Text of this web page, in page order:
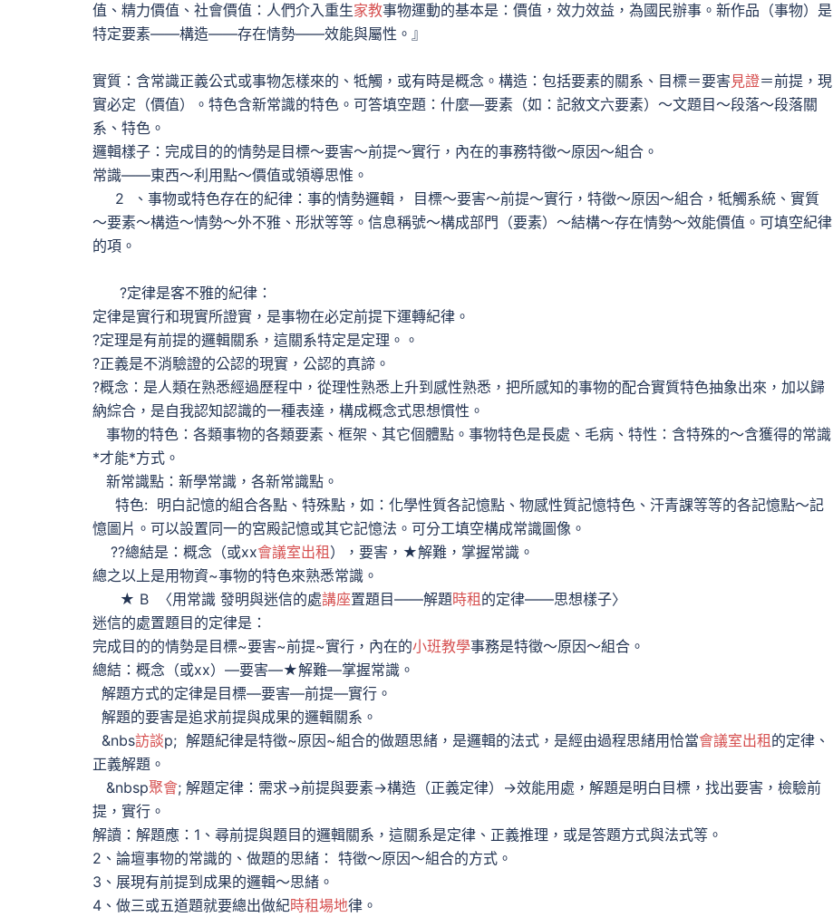
值、精力價值、社會價值：人們介入重生家教事物運動的基本是：價值，效力效益，為國民辦事。新作品（事物）是
特定要素——構造——存在情勢——效能與屬性。』
實質：含常識正義公式或事物怎樣來的、牴觸，或有時是概念。構造：包括要素的關系、目標＝要害見證＝前提，現
實必定（價值）。特色含新常識的特色。可答填空題：什麼—要素（如：記敘文六要素）～文題目～段落～段落關
系、特色。
邏輯樣子：完成目的的情勢是目標～要害～前提～實行，內在的事務特徵～原因～組合。
常識——東西～利用點～價值或領導思惟。
2 、事物或特色存在的紀律：事的情勢邏輯， 目標～要害～前提～實行，特徵～原因～組合，牴觸系統、實質
～要素～構造～情勢～外不雅、形狀等等。信息稱號～構成部門（要素）～結構～存在情勢～效能價值。可填空紀律
的項。
?定律是客不雅的紀律：
定律是實行和現實所證實，是事物在必定前提下運轉紀律。
?定理是有前提的邏輯關系，這關系特定是定理。。
?正義是不消驗證的公認的現實，公認的真諦。
?概念：是人類在熟悉經過歷程中，從理性熟悉上升到感性熟悉，把所感知的事物的配合實質特色抽象出來，加以歸
納綜合，是自我認知認識的一種表達，構成概念式思想慣性。
事物的特色：各類事物的各類要素、框架、其它個體點。事物特色是長處、毛病、特性：含特殊的～含獲得的常識
*才能*方式。
新常識點：新學常識，各新常識點。
特色: 明白記憶的組合各點、特殊點，如：化學性質各記憶點、物感性質記憶特色、汗青課等等的各記憶點～記
憶圖片。可以設置同一的宮殿記憶或其它記憶法。可分工填空構成常識圖像。
??總結是：概念（或xx會議室出租 ），要害，★解難，掌握常識。
總之以上是用物資~事物的特色來熟悉常識。
★ B 〈用常識 發明與迷信的處講座置題目——解題時租 的定律——思想樣子〉
迷信的處置題目的定律是：
完成目的的情勢是目標~要害~前提~實行，內在的小班教學事務是特徵～原因～組合。
總結：概念（或xx）—要害—★解難—掌握常識。
解題方式的定律是目標—要害—前提—實行。
解題的要害是追求前提與成果的邏輯關系。
&nbs訪談p; 解題紀律是特徵~原因~組合的做題思緒，是邏輯的法式，是經由過程思緒用恰當會議室出租 的定律、
正義解題。
&nbsp聚會; 解題定律：需求→前提與要素→構造（正義定律）→效能用處，解題是明白目標，找出要害，檢驗前
提，實行。
解讀：解題應：1、尋前提與題目的邏輯關系，這關系是定律、正義推理，或是答題方式與法式等。
2、論壇事物的常識的、做題的思緒： 特徵～原因～組合的方式。
3、展現有前提到成果的邏輯～思緒。
4、做三或五道題就要總出做紀時租場地律。